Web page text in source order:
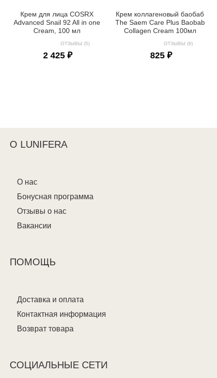
Крем для лица COSRX
Advanced Snail 92 All in one
Cream, 100 мл
ОТЗЫВЫ (5)
2 425 ₽
Крем коллагеновый баобаб
The Saem Care Plus Baobab
Collagen Cream 100мл
ОТЗЫВЫ (9)
825 ₽
О LUNIFERA
О нас
Бонусная программа
Отзывы о нас
Вакансии
ПОМОЩЬ
Доставка и оплата
Контактная информация
Возврат товара
СОЦИАЛЬНЫЕ СЕТИ